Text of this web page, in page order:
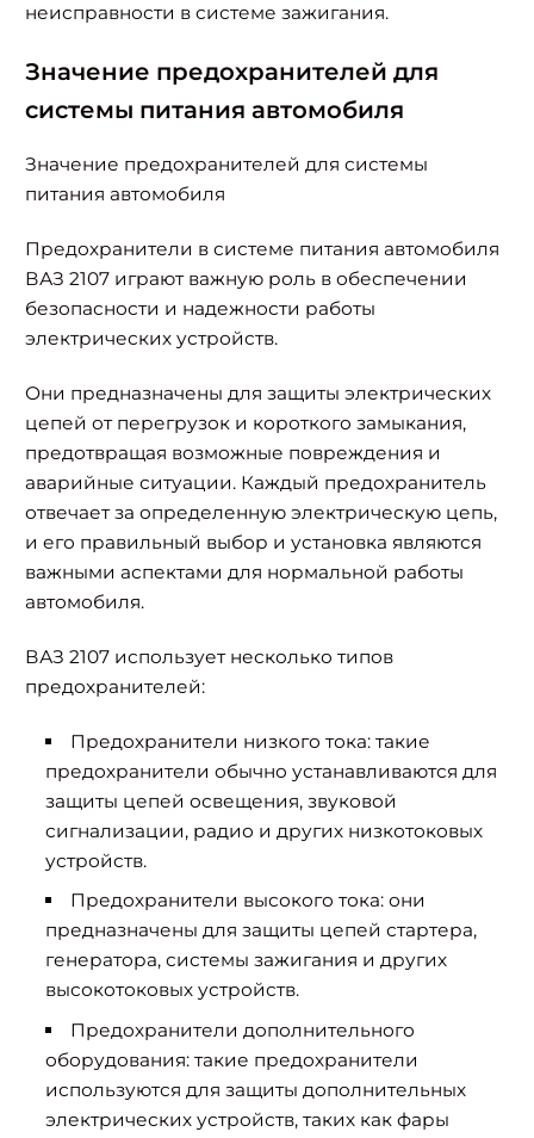
неисправности в системе зажигания.
Значение предохранителей для
системы питания автомобиля
Значение предохранителей для системы
питания автомобиля
Предохранители в системе питания автомобиля
ВАЗ 2107 играют важную роль в обеспечении
безопасности и надежности работы
электрических устройств.
Они предназначены для защиты электрических
цепей от перегрузок и короткого замыкания,
предотвращая возможные повреждения и
аварийные ситуации. Каждый предохранитель
отвечает за определенную электрическую цепь,
и его правильный выбор и установка являются
важными аспектами для нормальной работы
автомобиля.
ВАЗ 2107 использует несколько типов
предохранителей:
Предохранители низкого тока: такие
предохранители обычно устанавливаются для
защиты цепей освещения, звуковой
сигнализации, радио и других низкотоковых
устройств.
Предохранители высокого тока: они
предназначены для защиты цепей стартера,
генератора, системы зажигания и других
высокотоковых устройств.
Предохранители дополнительного
оборудования:такие предохранители
используются для защиты дополнительных
электрических устройств, таких как фары